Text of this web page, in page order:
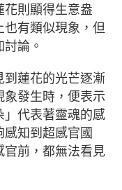
則顯得生意盎
有類似現象，但
論。
蓮花的光芒逐漸
發生時，便表示
代表著靈魂的感
知到超感官國
前，都無法看見